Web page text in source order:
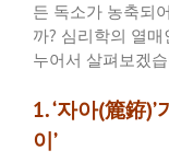
든 독소가 농축되
까? 심리학의 열매
누어서 살펴보겠
1.‘자아(簏銌)’
이’